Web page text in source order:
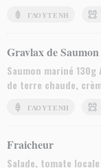
ΓΛΟΥΤΈΝΗ
Gravlax de Saumon
Saumon mariné
de terre chaude,
ΓΛΟΥΤΈΝΗ
Fraicheur
Salade, tomate